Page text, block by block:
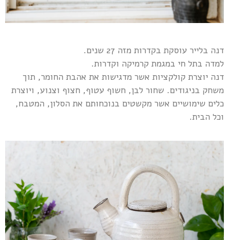
דנה בלייר עוסקת בקדרות מזה 27 שנים.
למדה בתל חי במגמת קרמיקה וקדרות.
דנה יוצרת קולקציות אשר מדגישות את אהבת החומר, תוך
משחק בניגודים. שחור לבן, חשוף עטוף, חצוף וצנוע, ויוצרת
כלים שימושיים אשר מקשטים בנוכחותם את הסלון, המטבח,
וכל הבית.